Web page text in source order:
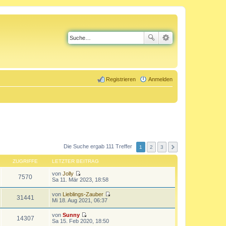
Anmelden
Registrieren
Die Suche ergab 111 Treffer 1 2 3
ZUGRIFFE LETZTER BEITRAG
7570 von Jolly
N
e
s
t
e
r
Sa 11. Mär 2023, 18:58
31441 von Lieblings-Zauber
Mi 18. Aug 2021, 06:37
14307 von Sunny
N
Sa 15. Feb 2020, 18:50